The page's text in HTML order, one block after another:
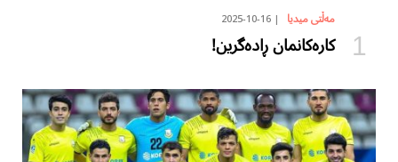
مەڵتی میدیا 2025-10-16
کارەکانمان ڕادەگرین!